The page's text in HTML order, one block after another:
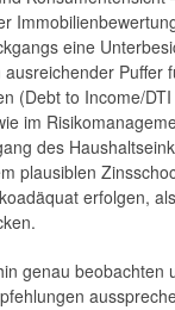
eine
Puffer
(Debt to Income/
im
des
plausiblen
erfolgen,
genau beobachten